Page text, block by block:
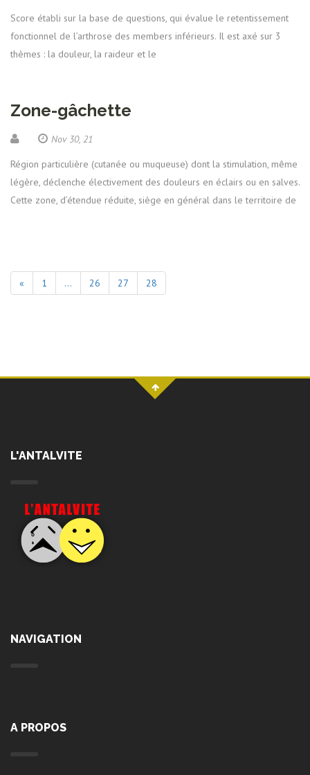
Score établi sur la base de questions, qui évalue le retentissement
fonctionnel de l’arthrose des members inférieurs. Il est axé sur 3
thèmes : la douleur, la raideur et le
Zone-gâchette
Nov 30, 21
Région particulière (cutanée ou muqueuse) dont la stimulation, même
légère, déclenche électivement des douleurs en éclairs ou en salves.
Cette zone, d’étendue réduite, siège en général dans le territoire de
« 1 … 26 27 28
L'ANTALVITE
NAVIGATION
A PROPOS